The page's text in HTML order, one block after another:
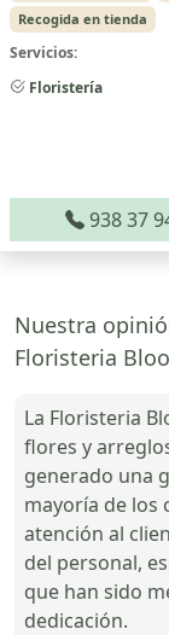
Recogida en tienda
Servicios:
Floristería
938 37
Nuestra
Floristeria
La Floristeria
flores y
generado una
mayoría de los
atención al
del personal,
que han sido
dedicación.